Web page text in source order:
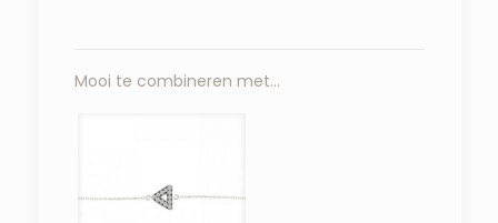
Mooi te combineren met…